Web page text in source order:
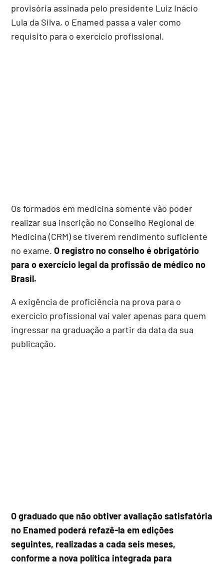
provisória assinada pelo presidente Luiz Inácio
Lula da Silva, o Enamed passa a valer como
requisito para o exercício profissional.
Os formados em medicina somente vão poder
realizar sua inscrição no Conselho Regional de
Medicina (CRM) se tiverem rendimento suficiente
no exame.O registro no conselho é obrigatório
para o exercício legal da profissão de médico no
Brasil.
A exigência de proficiência na prova para o
exercício profissional vai valer apenas para quem
ingressar na graduação a partir da data da sua
publicação.
O graduado que não obtiver avaliação satisfatória
no Enamed poderá refazê-la em edições
seguintes, realizadas a cada seis meses,
conforme a nova política integrada para